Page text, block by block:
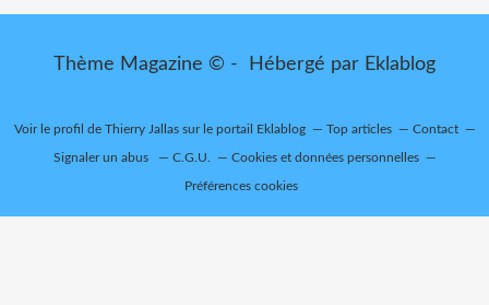
Thème Magazine © - Hébergé par Eklablog
Voir le profil de Thierry Jallassur le portail Eklablog Top articles Contact
Signaler un abus C.G.U. Cookies et données personnelles
Préférences cookies